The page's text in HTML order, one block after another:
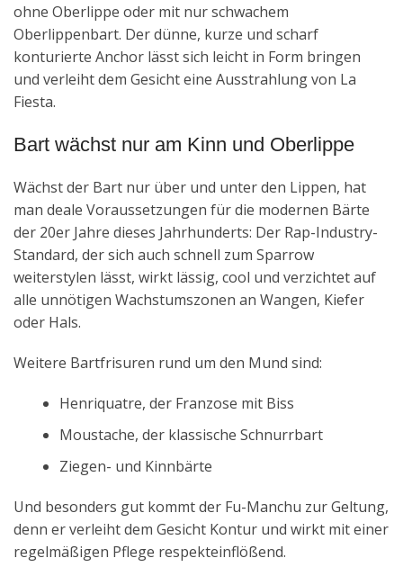
ohne Oberlippe oder mit nur schwachem
Oberlippenbart. Der dünne, kurze und scharf
konturierte Anchor lässt sich leicht in Form bringen
und verleiht dem Gesicht eine Ausstrahlung von La
Fiesta.
Bart wächst nur am Kinn und Oberlippe
Wächst der Bart nur über und unter den Lippen, hat
man deale Voraussetzungen für die modernen Bärte
der 20er Jahre dieses Jahrhunderts: Der Rap-Industry-
Standard, der sich auch schnell zum Sparrow
weiterstylen lässt, wirkt lässig, cool und verzichtet auf
alle unnötigen Wachstumszonen an Wangen, Kiefer
oder Hals.
Weitere Bartfrisuren rund um den Mund sind:
Henriquatre, der Franzose mit Biss
Moustache, der klassische Schnurrbart
Ziegen- und Kinnbärte
Und besonders gut kommt der Fu-Manchu zur Geltung,
denn er verleiht dem Gesicht Kontur und wirkt mit einer
regelmäßigen Pflege respekteinflößend.